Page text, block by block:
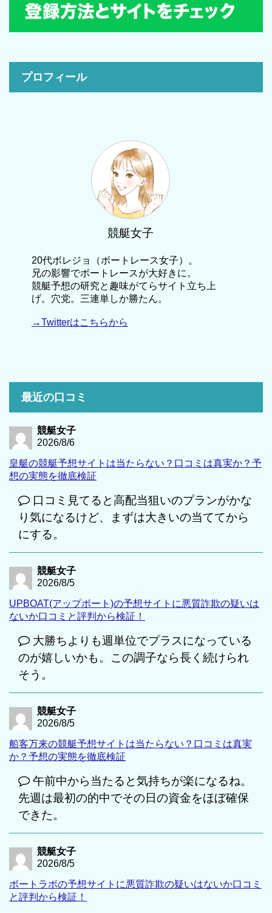
プロフィール
競艇女子
20代ボレジョ（ボートレース女子）。
兄の影響でボートレースが大好きに。
競艇予想の研究と趣味がてらサイト立ち上
げ。穴党。三連単しか勝たん。
→Twitterはこちらから
最近の口コミ
競艇女子
2026/8/6
皇艇の競艇予想サイトは当たらない？口コミは真実か？予
想の実態を徹底検証
口コミ見てると高配当狙いのプランがかな
り気になるけど、まずは大きいの当ててから
にする。
競艇女子
2026/8/5
UPBOAT(アップボート)の予想サイトに悪質詐欺の疑いは
ないか口コミと評判から検証！
大勝ちよりも週単位でプラスになっている
のが嬉しいかも。この調子なら長く続けられ
そう。
競艇女子
2026/8/5
船客万来の競艇予想サイトは当たらない？口コミは真実
か？予想の実態を徹底検証
午前中から当たると気持ちが楽になるね。
先週は最初の的中でその日の資金をほぼ確保
できた。
競艇女子
2026/8/5
ボートラボの予想サイトに悪質詐欺の疑いはないか口コミ
と評判から検証！